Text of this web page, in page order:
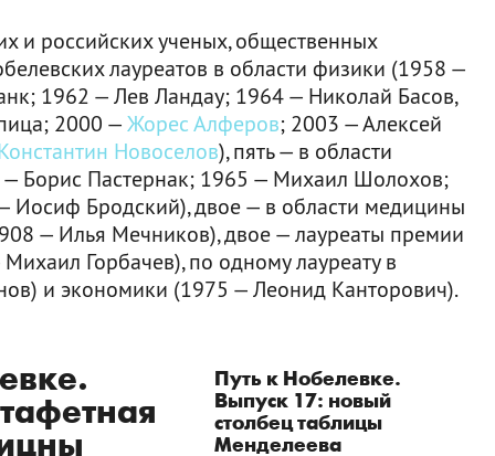
и российских ученых, общественных
лауреатов в области физики (1958 —
1962 — Лев Ландау; 1964 — Николай Басов,
2000 — Жорес Алферов; 2003 — Алексей
Новоселов), пять — в области
Борис Пастернак; 1965 — Михаил Шолохов;
Бродский), двое — в области медицины
— Илья Мечников), двое — лауреаты премии
Горбачев), по одному лауреату в
и экономики (1975 — Леонид Канторович).
Путь к Нобелевке.
Выпуск 17: новый
столбец таблицы
Менделеева